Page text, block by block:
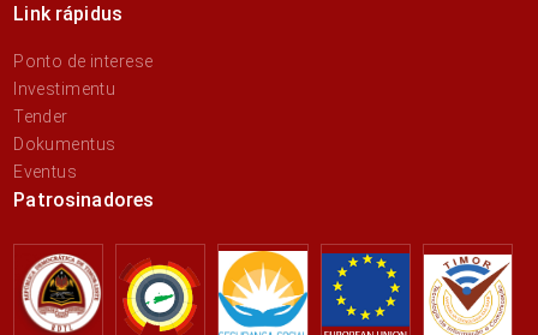
Link rápidus
Ponto de interese
Investimentu
Tender
Dokumentus
Eventus
Patrosinadores